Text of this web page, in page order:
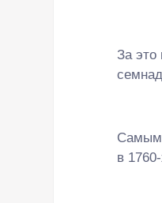
За это
Самым
в 1760-